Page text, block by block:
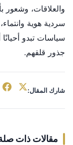
والعلاقات، وشعور
سردية هوية
سياسات تبدو
جذور قلقهم.
شارك المقال:
مقالات ذات